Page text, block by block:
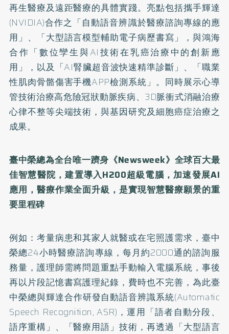
再生醫療及遠距醫療的具體實踐。亮點包括攜手輝達
(NVIDIA)合作之「自動語音辨識於醫療諮詢專線的應
用」、「大型語言模型輔助電子病歷書寫」，與鴻海
合作「數位孿生與AI技術在乳癌治療中的創新應
用」，以及「AI腎臟超音波快速精準診斷」、「職業
性肌肉骨骼傷害手機APP檢測系統」。同時展示心導
管技術治療高危險冠狀動脈疾病、3D脈衝式消融治療
心律不整等尖端技術，與基因研究及細胞癌症治療之
成果。
臺中榮總為全台唯一躋身《Newsweek》全球百大最
佳智慧醫院，建置導入H200超級電腦，加速發展AI
應用，醫療作業全面升級，是實現智慧醫療願景的重
要里程碑
例如：考量病患和其家人就醫或在宅照護需求，臺中
榮總24小時醫療諮詢專線，每月約2000通的諮詢服
務量，護理師需將問題重點手動輸入電腦系統，事後
再以片段記憶書寫護理紀錄，費時也不完善，為此臺
中榮總與輝達合作研發自動語音辨識系統(Automatic
Speech Recognition, ASR)，運用「語者自動分段、
語序重構」、「醫療用語」技術，再透過「大型語言